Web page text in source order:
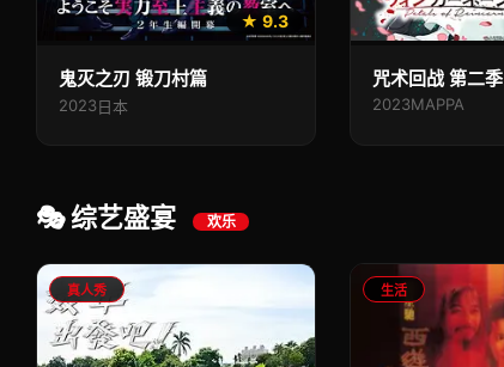
★ 9.3
鬼灭之刃 锻刀村篇
2023日本
咒术回战 第二季
2023MAPPA
🎭 综艺盛宴 欢乐
真人秀 生活